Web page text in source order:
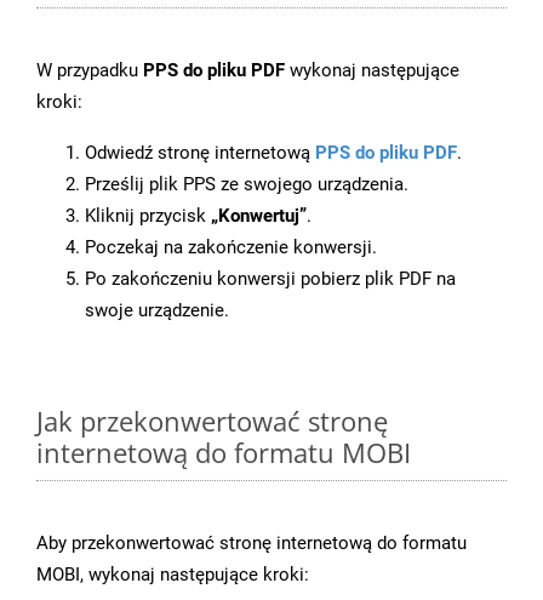
W przypadku PPS do pliku PDF wykonaj następujące
kroki:
Odwiedź stronę internetową PPS do pliku PDF.
Prześlij plik PPS ze swojego urządzenia.
Kliknij przycisk „Konwertuj”.
Poczekaj na zakończenie konwersji.
Po zakończeniu konwersji pobierz plik PDF na
swoje urządzenie.
Jak przekonwertować stronę
internetową do formatu MOBI
Aby przekonwertować stronę internetową do formatu
MOBI, wykonaj następujące kroki: